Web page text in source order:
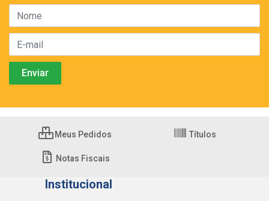
Meus Pedidos Títulos
Notas Fiscais
Institucional